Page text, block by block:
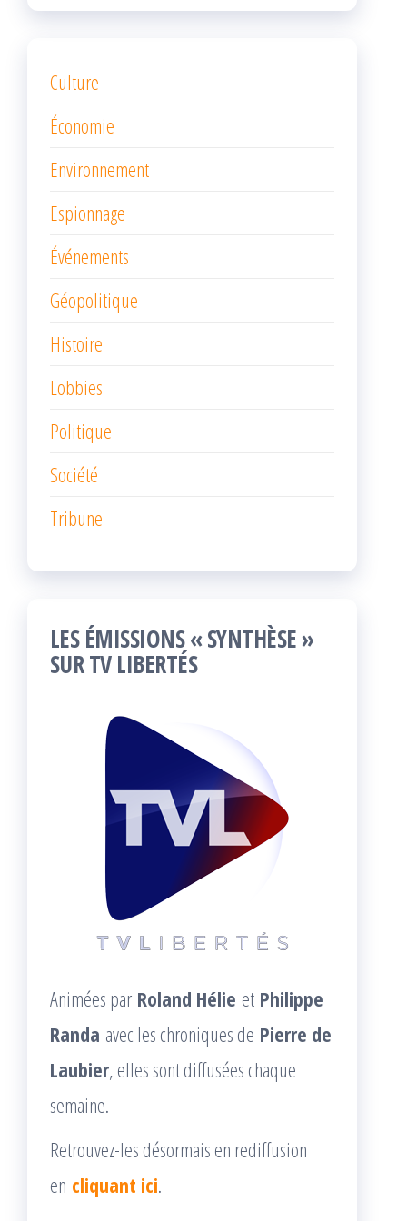
Culture
Économie
Environnement
Espionnage
Événements
Géopolitique
Histoire
Lobbies
Politique
Société
Tribune
LES ÉMISSIONS « SYNTHÈSE »
SUR TV LIBERTÉS
Animées par Roland Hélie et Philippe
Randa avec les chroniques de Pierre de
Laubier, elles sont diffusées chaque
semaine.
Retrouvez-les désormais en rediffusion
en cliquant ici.